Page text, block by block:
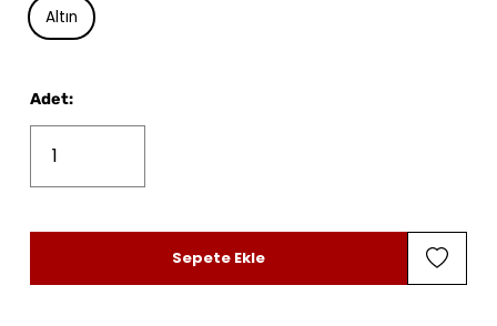
Altın
Adet:
Sepete Ekle